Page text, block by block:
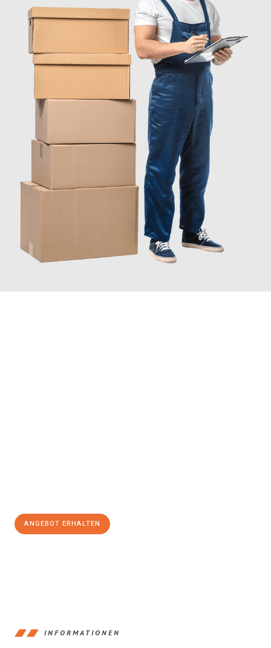
ANGEBOT ERHALTEN
INFORMATIONEN